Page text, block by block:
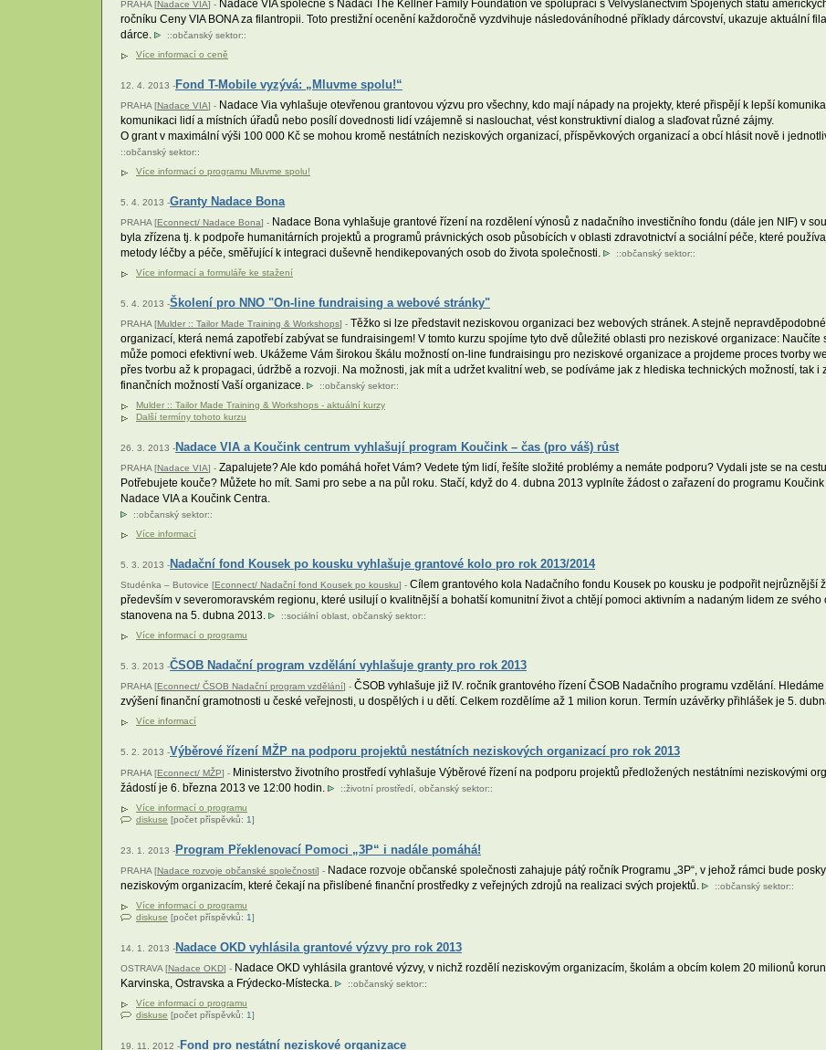
PRAHA [Nadace VIA] - Nadace VIA společně s Nadací The Kellner Family Foundation ve spolupráci s Velvyslanectvím Spojených států
ročníku Ceny VIA BONA za filantropii. Toto prestižní ocenění každoročně vyzdvihuje následováníhodné příklady dárcovství, ukazuje aktuální
dárce.
::občanský sektor::
Více informací o ceně
12. 4. 2013 -Fond T-Mobile vyzývá: „Mluvme spolu!“
PRAHA [Nadace VIA] - Nadace Via vyhlašuje otevřenou grantovou výzvu pro všechny, kdo mají nápady na projekty, které přispějí k lepší
komunikaci lidí a místních úřadů nebo posílí dovednosti lidí vzájemně si naslouchat, vést konstruktivní dialog a slaďovat různé zájmy.
O grant v maximální výši 100 000 Kč se mohou kromě nestátních neziskových organizací, příspěvkových organizací a obcí hlásit nově i
::občanský sektor::
Více informací o programu Mluvme spolu!
5. 4. 2013 -Granty Nadace Bona
PRAHA [Econnect/ Nadace Bona] - Nadace Bona vyhlašuje grantové řízení na rozdělení výnosů z nadačního investičního fondu (dále jen NIF) v
byla zřízena tj. k podpoře humanitárních projektů a programů právnických osob působících v oblasti zdravotnictví a sociální péče, které
metody léčby a péče, směřující k integraci duševně hendikepovaných osob do života společnosti.
::občanský sektor::
Více informací a formuláře ke stažení
5. 4. 2013 -Školení pro NNO "On-line fundraising a webové stránky"
PRAHA [Mulder :: Tailor Made Training & Workshops] - Těžko si lze představit neziskovou organizaci bez webových stránek. A stejně
organizací, která nemá zapotřebí zabývat se fundraisingem! V tomto kurzu spojíme tyto dvě důležité oblasti pro neziskové organizace:
může pomoci efektivní web. Ukážeme Vám širokou škálu možností on-line fundraisingu pro neziskové organizace a projdeme proces tvorby
přes tvorbu až k propagaci, údržbě a rozvoji. Na možnosti, jak mít a udržet kvalitní web, se podíváme jak z hlediska technických možností, tak
finančních možností Vaší organizace.
::občanský sektor::
Mulder :: Tailor Made Training & Workshops - aktuální kurzy
Další termíny tohoto kurzu
26. 3. 2013 -Nadace VIA a Koučink centrum vyhlašují program Koučink – čas (pro váš) růst
PRAHA [Nadace VIA] - Zapalujete? Ale kdo pomáhá hořet Vám? Vedete tým lidí, řešíte složité problémy a nemáte podporu? Vydali jste se na
Potřebujete kouče? Můžete ho mít. Sami pro sebe a na půl roku. Stačí, když do 4. dubna 2013 vyplníte žádost o zařazení do programu
Nadace VIA a Koučink Centra.
::občanský sektor::
Více informací
5. 3. 2013 -Nadační fond Kousek po kousku vyhlašuje grantové kolo pro rok 2013/2014
Studénka – Butovice [Econnect/ Nadační fond Kousek po kousku] - Cílem grantového kola Nadačního fondu Kousek po kousku je podpořit nejrůznější
především v severomoravském regionu, které usilují o kvalitnější a bohatší komunitní život a chtějí pomoci aktivním a nadaným lidem ze
stanovena na 5. dubna 2013.
::sociální oblast, občanský sektor::
Více informací o programu
5. 3. 2013 -ČSOB Nadační program vzdělání vyhlašuje granty pro rok 2013
PRAHA [Econnect/ ČSOB Nadační program vzdělání] - ČSOB vyhlašuje již IV. ročník grantového řízení ČSOB Nadačního programu vzdělání.
zvýšení finanční gramotnosti u české veřejnosti, u dospělých i u dětí. Celkem rozdělíme až 1 milion korun. Termín uzávěrky přihlášek je 5.
Více informací
5. 2. 2013 -Výběrové řízení MŽP na podporu projektů nestátních neziskových organizací pro rok 2013
PRAHA [Econnect/ MŽP] - Ministerstvo životního prostředí vyhlašuje Výběrové řízení na podporu projektů předložených nestátními neziskovými
žádostí je 6. března 2013 ve 12:00 hodin.
::životní prostředí občanský sektor::
Více informací o programu
diskuse [počet příspěvků: 1]
23. 1. 2013 -Program Překlenovací Pomoci „3P“ i nadále pomáhá!
PRAHA [Nadace rozvoje občanské společnosti] - Nadace rozvoje občanské společnosti zahajuje pátý ročník Programu „3P“, v jehož rámci bude
neziskovým organizacím, které čekají na přislíbené finanční prostředky z veřejných zdrojů na realizaci svých projektů.
::občanský sektor::
Více informací o programu
diskuse [počet příspěvků: 1]
14. 1. 2013 -Nadace OKD vyhlásila grantové výzvy pro rok 2013
OSTRAVA [Nadace OKD] - Nadace OKD vyhlásila grantové výzvy, v nichž rozdělí neziskovým organizacím, školám a obcím kolem 20 milionů
Karvinska, Ostravska a Frýdecko-Místecka.
::občanský sektor::
Více informací o programu
diskuse [počet příspěvků: 1]
19. 11. 2012 -Fond pro nestátní neziskové organizace